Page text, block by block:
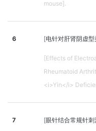
mouse].
6 [电针对肝肾阴虚型
[Effects of
Rheumatoid
<i>Yin</i>
7 [眼针结合常规针刺